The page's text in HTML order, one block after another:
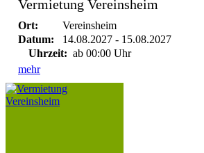
Vermietung Vereinsheim
Ort:
Vereinsheim
Datum:
14.08.2027 - 15.08.2027
Uhrzeit: ab 00:00 Uhr
mehr